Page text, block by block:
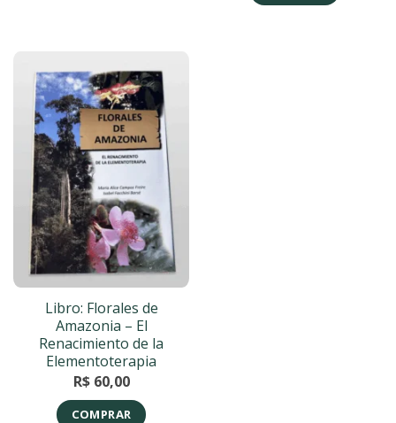
Libro: Florales de
Amazonia – El
Renacimiento de la
Elementoterapia
R$60,00
COMPRAR